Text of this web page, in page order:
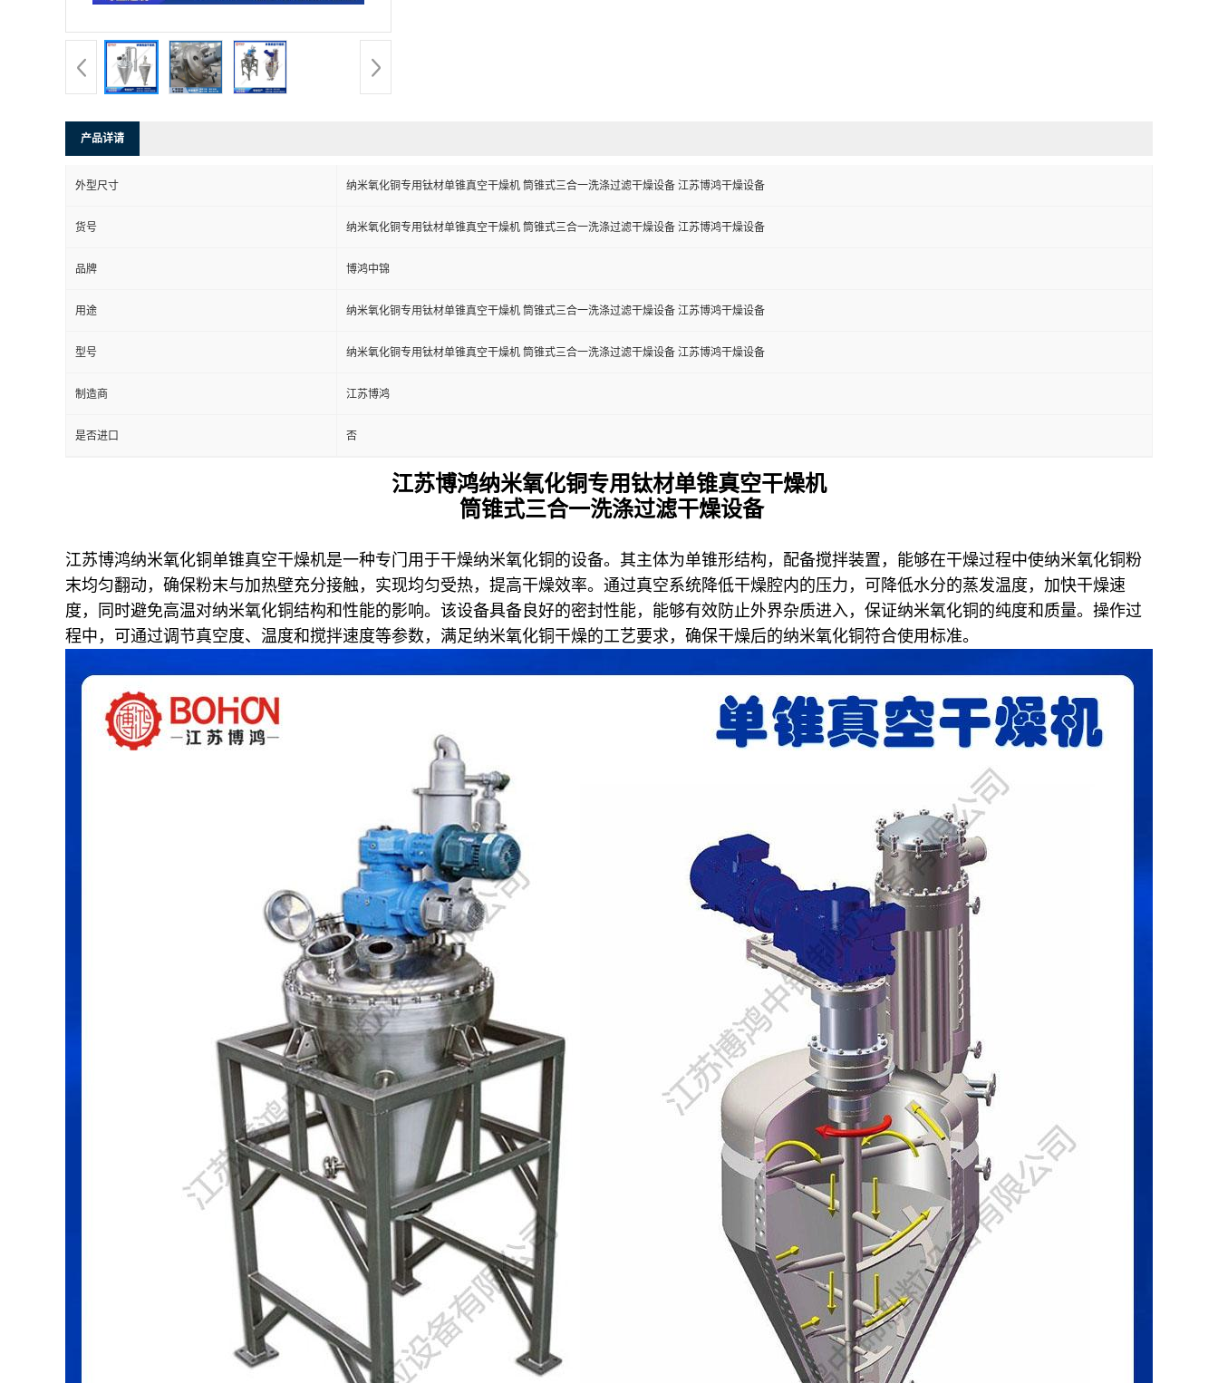
产品详请
外型尺寸 纳米氧化铜专用钛材单锥真空干燥机 筒锥式三合一洗涤过滤干燥设备 江苏博鸿干燥设备
货号 纳米氧化铜专用钛材单锥真空干燥机 筒锥式三合一洗涤过滤干燥设备 江苏博鸿干燥设备
品牌 博鸿中锦
用途 纳米氧化铜专用钛材单锥真空干燥机 筒锥式三合一洗涤过滤干燥设备 江苏博鸿干燥设备
型号 纳米氧化铜专用钛材单锥真空干燥机 筒锥式三合一洗涤过滤干燥设备 江苏博鸿干燥设备
制造商 江苏博鸿
是否进口 否
江苏博鸿纳米氧化铜专用钛材单锥真空干燥机
筒锥式三合一洗涤过滤干燥设备
江苏博鸿纳米氧化铜单锥真空干燥机是一种专门用于干燥纳米氧化铜的设备。其主体为单锥形结构，配备搅拌装置，能够在干燥过程中使纳米氧化铜粉
末均匀翻动，确保粉末与加热壁充分接触，实现均匀受热，提高干燥效率。通过真空系统降低干燥腔内的压力，可降低水分的蒸发温度，加快干燥速
度，同时避免高温对纳米氧化铜结构和性能的影响。该设备具备良好的密封性能，能够有效防止外界杂质进入，保证纳米氧化铜的纯度和质量。操作过
程中，可通过调节真空度、温度和搅拌速度等参数，满足纳米氧化铜干燥的工艺要求，确保干燥后的纳米氧化铜符合使用标准。